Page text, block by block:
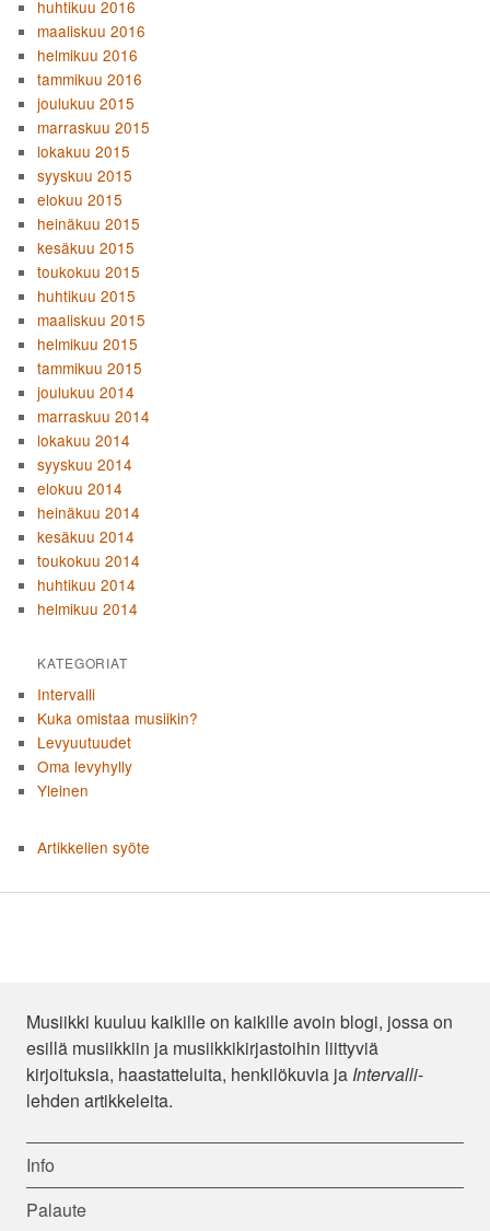
huhtikuu 2016
maaliskuu 2016
helmikuu 2016
tammikuu 2016
joulukuu 2015
marraskuu 2015
lokakuu 2015
syyskuu 2015
elokuu 2015
heinäkuu 2015
kesäkuu 2015
toukokuu 2015
huhtikuu 2015
maaliskuu 2015
helmikuu 2015
tammikuu 2015
joulukuu 2014
marraskuu 2014
lokakuu 2014
syyskuu 2014
elokuu 2014
heinäkuu 2014
kesäkuu 2014
toukokuu 2014
huhtikuu 2014
helmikuu 2014
KATEGORIAT
Intervalli
Kuka omistaa musiikin?
Levyuutuudet
Oma levyhylly
Yleinen
Artikkelien syöte
Musiikki kuuluu kaikille on kaikille avoin blogi, jossa on
esillä musiikkiin ja musiikkikirjastoihin liittyviä
kirjoituksia, haastatteluita, henkilökuvia ja Intervalli-
lehden artikkeleita.
Info
Palaute